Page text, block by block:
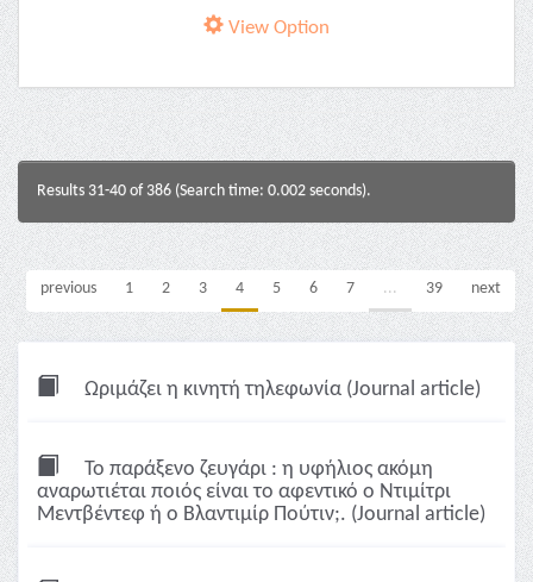
View Option
Results 31-40 of 386 (Search time: 0.002 seconds).
previous 1 2 3 4 5 6 7 ... 39 next
Ωριμάζει η κινητή τηλεφωνία (Journal article)
Το παράξενο ζευγάρι : η υφήλιος ακόμη
αναρωτιέται ποιός είναι το αφεντικό ο Ντιμίτρι
Μεντβέντεφ ή ο Βλαντιμίρ Πούτιν;. (Journal article)